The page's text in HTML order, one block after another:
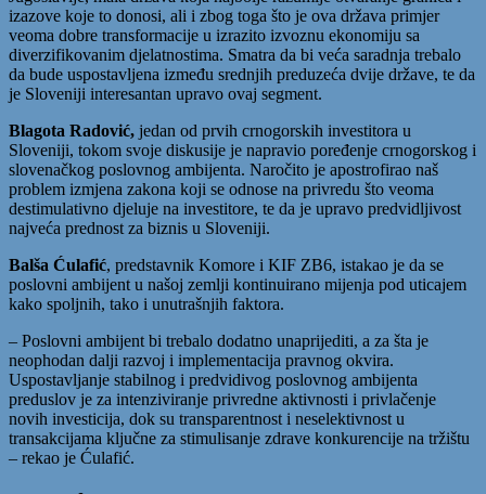
izazove koje to donosi, ali i zbog toga što je ova država primjer
veoma dobre transformacije u izrazito izvoznu ekonomiju sa
diverzifikovanim djelatnostima. Smatra da bi veća saradnja trebalo
da bude uspostavljena između srednjih preduzeća dvije države, te da
je Sloveniji interesantan upravo ovaj segment.
Blagota Radović, jedan od prvih crnogorskih investitora u
Sloveniji, tokom svoje diskusije je napravio poređenje crnogorskog i
slovenačkog poslovnog ambijenta. Naročito je apostrofirao naš
problem izmjena zakona koji se odnose na privredu što veoma
destimulativno djeluje na investitore, te da je upravo predvidljivost
najveća prednost za biznis u Sloveniji.
Balša Ćulafić, predstavnik Komore i KIF ZB6, istakao je da se
poslovni ambijent u našoj zemlji kontinuirano mijenja pod uticajem
kako spoljnih, tako i unutrašnjih faktora.
– Poslovni ambijent bi trebalo dodatno unaprijediti, a za šta je
neophodan dalji razvoj i implementacija pravnog okvira.
Uspostavljanje stabilnog i predvidivog poslovnog ambijenta
preduslov je za intenziviranje privredne aktivnosti i privlačenje
novih investicija, dok su transparentnost i neselektivnost u
transakcijama ključne za stimulisanje zdrave konkurencije na tržištu
– rekao je Ćulafić.